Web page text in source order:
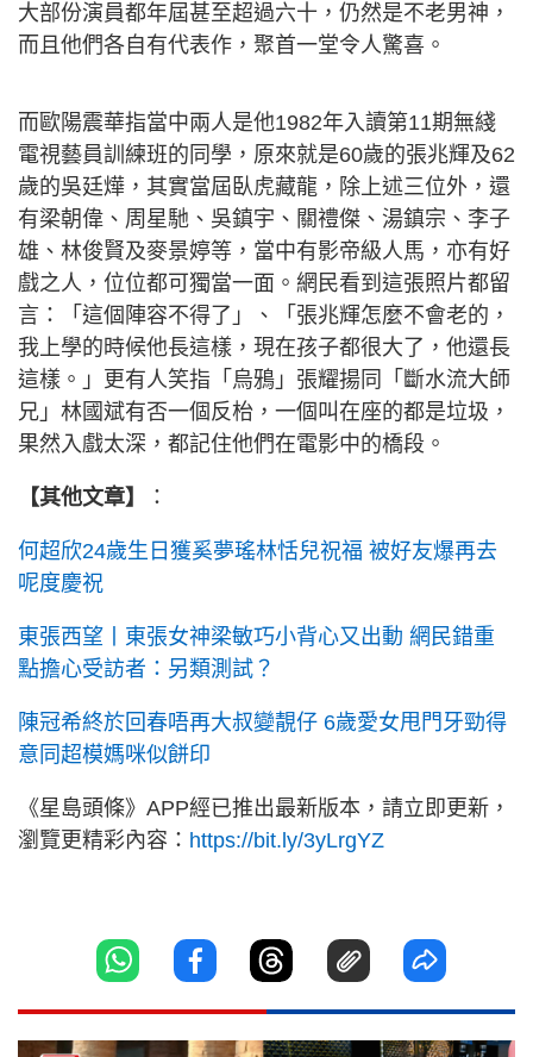
大部份演員都年屆甚至超過六十，仍然是不老男神，
而且他們各自有代表作，聚首一堂令人驚喜。
而歐陽震華指當中兩人是他1982年入讀第11期無綫
電視藝員訓練班的同學，原來就是60歲的張兆輝及62
歲的吳廷燁，其實當屆臥虎藏龍，除上述三位外，還
有梁朝偉、周星馳、吳鎮宇、關禮傑、湯鎮宗、李子
雄、林俊賢及麥景婷等，當中有影帝級人馬，亦有好
戲之人，位位都可獨當一面。網民看到這張照片都留
言：「這個陣容不得了」、「張兆輝怎麼不會老的，
我上學的時候他長這樣，現在孩子都很大了，他還長
這樣。」更有人笑指「烏鴉」張耀揚同「斷水流大師
兄」林國斌有否一個反枱，一個叫在座的都是垃圾，
果然入戲太深，都記住他們在電影中的橋段。
【其他文章】 ：
何超欣24歲生日獲奚夢瑤林恬兒祝福 被好友爆再去
呢度慶祝
東張西望丨東張女神梁敏巧小背心又出動 網民錯重
點擔心受訪者：另類測試？
陳冠希終於回春唔再大叔變靚仔 6歲愛女甩門牙勁得
意同超模媽咪似餅印
《星島頭條》APP經已推出最新版本，請立即更新，
瀏覽更精彩內容： https://bit.ly/3yLrgYZ